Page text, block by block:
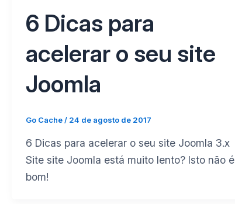
6 Dicas para
acelerar o seu site
Joomla
Go Cache/ 24 de agosto de 2017
6 Dicas para acelerar o seu site Joomla 3.x
Site site Joomla está muito lento? Isto não é
bom!